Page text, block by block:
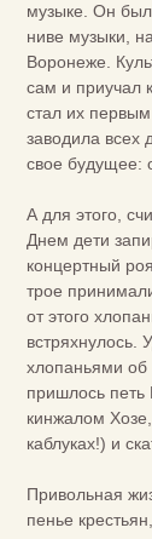
музыке. Он
ниве музыки,
Воронеже.
сам и приучал
стал их
заводила всех
свое будущее:
А для этого,
Днем дети
концертный
трое
от этого
встряхнулось.
хлопаньями об
пришлось
кинжалом
каблуках!) и
Привольная
пенье